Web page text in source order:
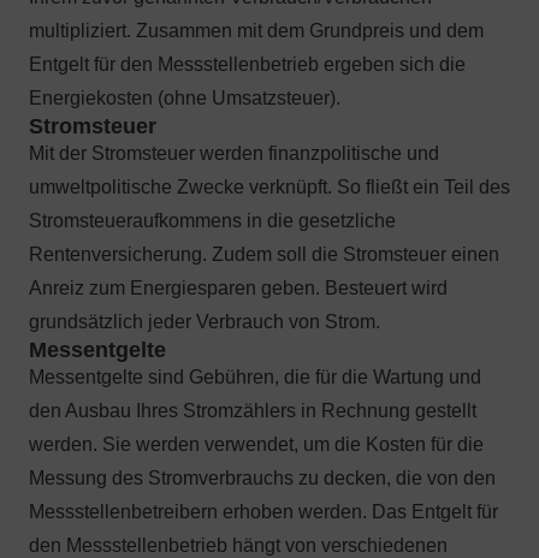
multipliziert. Zusammen mit dem Grundpreis und dem
Entgelt für den Messstellenbetrieb ergeben sich die
Energiekosten (ohne Umsatzsteuer).
Mit der Stromsteuer werden finanzpolitische und
umweltpolitische Zwecke verknüpft. So fließt ein Teil des
Stromsteueraufkommens in die gesetzliche
Rentenversicherung. Zudem soll die Stromsteuer einen
Anreiz zum Energiesparen geben. Besteuert wird
grundsätzlich jeder Verbrauch von Strom.
Messentgelte sind Gebühren, die für die Wartung und
den Ausbau Ihres Stromzählers in Rechnung gestellt
werden. Sie werden verwendet, um die Kosten für die
Messung des Stromverbrauchs zu decken, die von den
Messstellenbetreibern erhoben werden. Das Entgelt für
den Messstellenbetrieb hängt von verschiedenen